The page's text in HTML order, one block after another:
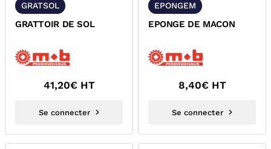
GRATSOL
GRATTOIR DE SOL
41,20€ HT
Se connecter
EPONGEM
EPONGE DE MACON
8,40€ HT
Se connecter